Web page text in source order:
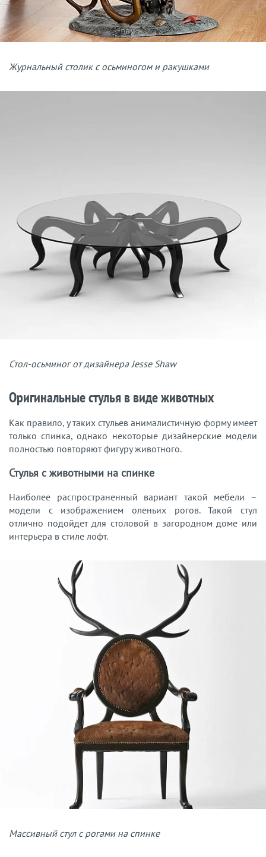
Журнальный столик с осьминогом и ракушками
Стол-осьминог от дизайнера Jesse Shaw
Оригинальные стулья в виде животных
Как правило, у таких стульев анималистичную форму имеет
только спинка, однако некоторые дизайнерские модели
полностью повторяют фигуру животного.
Стулья с животными на спинке
Наиболее распространенный вариант такой мебели –
модели с изображением оленьих рогов. Такой стул
отлично подойдет для столовой в загородном доме или
интерьера в стиле лофт.
Массивный стул с рогами на спинке